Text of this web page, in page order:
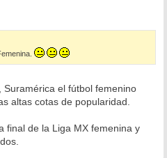
Suramérica el fútbol femenino
altas cotas de popularidad.
final de la Liga MX femenina y